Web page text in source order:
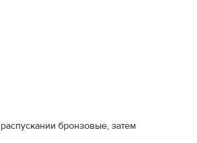
бронзовые, затем